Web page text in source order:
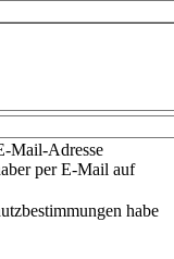
Mail-Adresse
per E-Mail auf
habe